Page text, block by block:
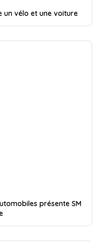
un vélo et une voiture
présente SM